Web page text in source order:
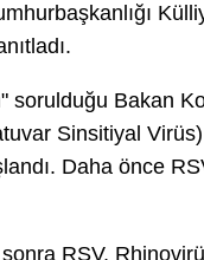
sorulduğu Bakan
Sinsitiyal
Daha önce
sonra RSV,